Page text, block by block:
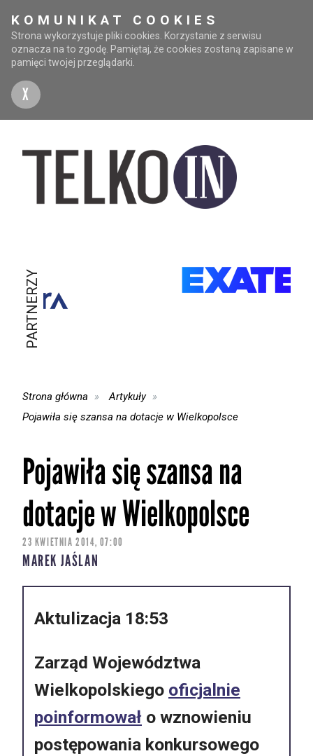
KOMUNIKAT COOKIES
Strona wykorzystuje pliki cookies. Korzystanie z serwisu
oznacza na to zgodę. Pamiętaj, że cookies zostaną zapisane w
pamięci twojej przeglądarki.
X
PARTNERZY
Strona główna
Artykuły
Pojawiła się szansa na dotacje w Wielkopolsce
Pojawiła się szansa na
dotacje w Wielkopolsce
23 KWIETNIA 2014, 07:00
MAREK JAŚLAN
Aktulizacja 18:53
Zarząd Województwa
Wielkopolskiego oficjalnie
poinformował o wznowieniu
postępowania konkursowego